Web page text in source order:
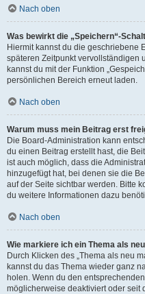
Nach oben
Was bewirkt die „Speichern“-
Hiermit kannst du die geschriebene
späteren Zeitpunkt vervollständigen
kannst du mit der Funktion
persönlichen Bereich erneut laden.
Nach oben
Warum muss mein Beitrag erst
Die Board-Administration kann
du einen Beitrag erstellt hast, die
ist auch möglich, dass die
hinzugefügt hat, bei denen sie die
auf der Seite sichtbar werden. Bitte
du weitere Informationen dazu
Nach oben
Wie markiere ich ein Thema als
Durch Klicken des „Thema als neu
kannst du das Thema wieder ganz
holen. Wenn du den
möglicherweise deaktiviert oder seit